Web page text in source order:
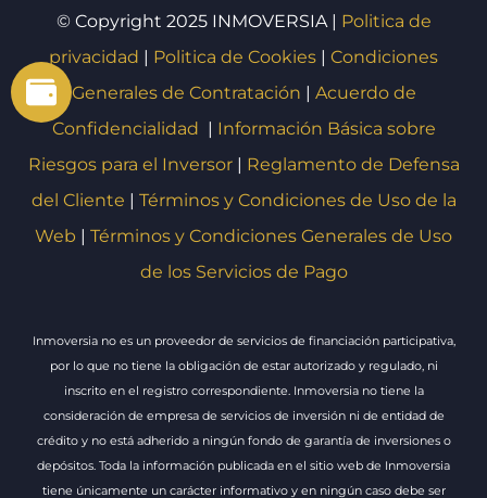
© Copyright 2025 INMOVERSIA | Politica de
privacidad | Politica de Cookies | Condiciones
Generales de Contratación | Acuerdo de
Confidencialidad | Información Básica sobre
Riesgos para el Inversor| Reglamento de Defensa
del Cliente | Términos y Condiciones de Uso de la
Web | Términos y Condiciones Generales de Uso
de los Servicios de Pago
Inmoversia no es un proveedor de servicios de financiación participativa,
por lo que no tiene la obligación de estar autorizado y regulado, ni
inscrito en el registro correspondiente. Inmoversia no tiene la
consideración de empresa de servicios de inversión ni de entidad de
crédito y no está adherido a ningún fondo de garantía de inversiones o
depósitos. Toda la información publicada en el sitio web de Inmoversia
tiene únicamente un carácter informativo y en ningún caso debe ser